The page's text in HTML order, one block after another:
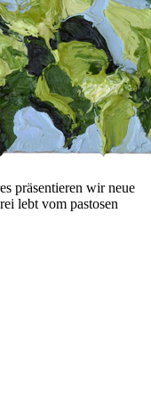
präsentieren wir neue
lebt vom pastosen